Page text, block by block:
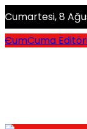
Cumartesi, 8
CumCuma